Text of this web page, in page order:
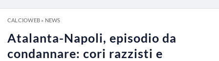
CALCIOWEB» NEWS
Atalanta-Napoli, episodio da
condannare: cori razzisti e